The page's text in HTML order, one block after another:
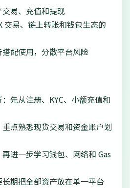
易、充值和提现
交易、链上转账和钱包生态的
配使用，分散平台风险
先从注册、KYC、小额充值和
点熟悉现货交易和资金账户划
进一步学习钱包、网络和 Gas
期把全部资产放在单一平台